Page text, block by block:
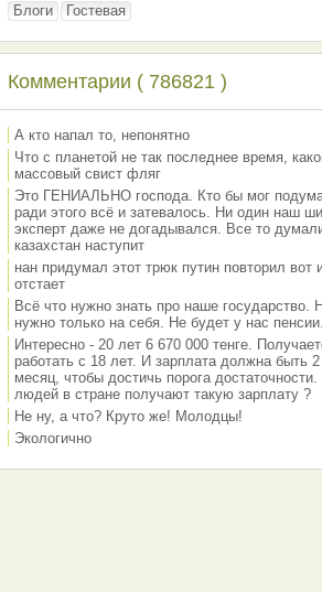
Блоги
Гостевая
Комментарии ( 786821 )
А кто напал то, непонятно
Что с планетой не так последнее время,
массовый свист фляг
Это ГЕНИАЛЬНО господа. Кто бы мог
ради этого всё и затевалось. Ни один наш
эксперт даже не догадывался. Все то
казахстан наступит
нан придумал этот трюк путин повторил вот
отстает
Всё что нужно знать про наше государство.
нужно только на себя. Не будет у нас пенсии.
Интересно - 20 лет 6 670 000 тенге.
работать с 18 лет. И зарплата должна быть
месяц, чтобы достичь порога
людей в стране получают такую зарплату ?
Не ну, а что? Круто же! Молодцы!
Экологично